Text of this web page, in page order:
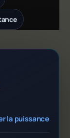
la puissance